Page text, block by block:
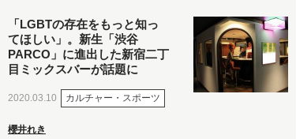
「LGBTの存在をもっと知っ
てほしい」。新生「渋谷
PARCO」に進出した新宿二丁
目ミックスバーが話題に
2020.03.10 カルチャー・スポーツ
櫻井れき